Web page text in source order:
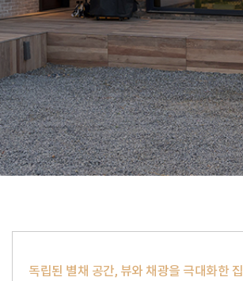
독립된 별채 공간, 뷰와 채광을 극대화한 집